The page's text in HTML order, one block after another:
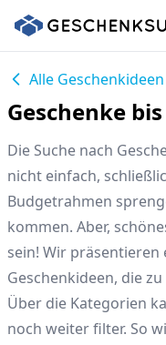
Alle Geschenkideen
Geschenke
Die Suche nach
nicht einfach,
Budgetrahmen
kommen. Aber,
sein! Wir präsentieren
Geschenkideen, die
Über die Kategorien
noch weiter filter. So